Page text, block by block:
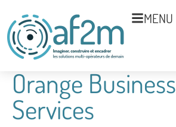
MENU
Orange Business
Services